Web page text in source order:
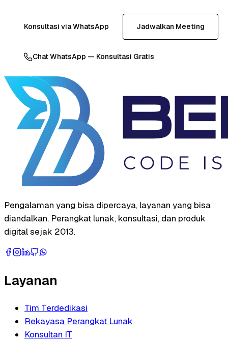
Konsultasi via WhatsApp Jadwalkan Meeting
Chat WhatsApp — Konsultasi Gratis
Pengalaman yang bisa dipercaya, layanan yang bisa
diandalkan. Perangkat lunak, konsultasi, dan produk
digital sejak 2013.
Layanan
Tim Terdedikasi
Rekayasa Perangkat Lunak
Konsultan IT